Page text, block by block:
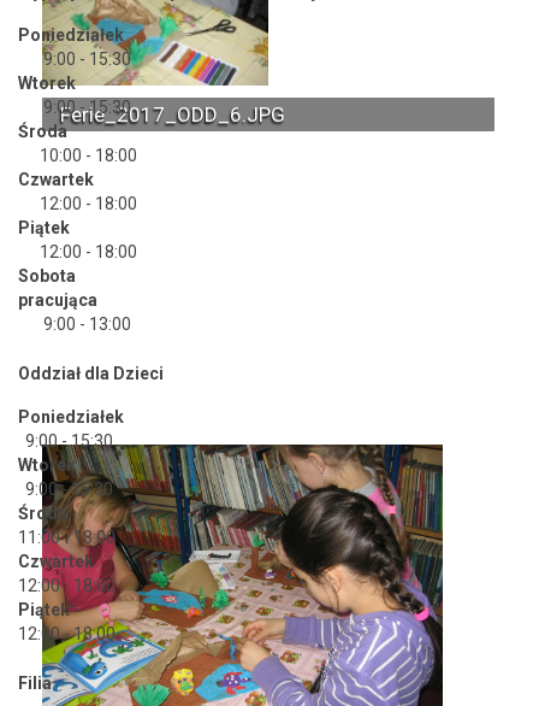
Ferie_2017_ODD_6.JPG
Poniedziałek
9:00 - 15:30
Wtorek
9:00 - 15:30
Środa
10:00 - 18:00
Czwartek
12:00 - 18:00
Piątek
12:00 - 18:00
Sobota
pracująca
9:00 - 13:00
Oddział dla Dzieci
Poniedziałek
9:00 - 15:30
Wtorek
9:00 - 15:30
Środa
11:00 - 18:00
Czwartek
12:00 - 18:00
Piątek
12:00 - 18:00
Filia